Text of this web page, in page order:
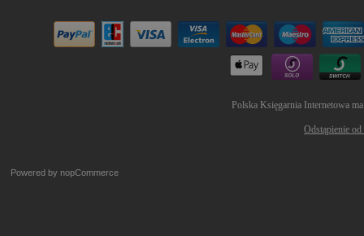
Polska Księgarnia Internetowa
Odstąpienie
Powered by nopCommerce